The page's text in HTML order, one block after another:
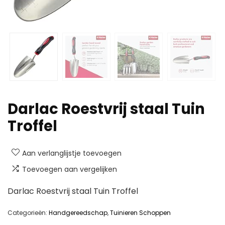
Darlac Roestvrij staal Tuin
Troffel
Aan verlanglijstje toevoegen
Toevoegen aan vergelijken
Darlac Roestvrij staal Tuin Troffel
Categorieën: Handgereedschap,Tuinieren Schoppen